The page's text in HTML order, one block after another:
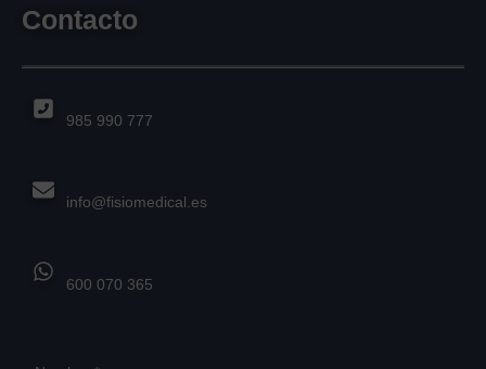
Contacto
985 990 777
info@fisiomedical.es
600 070 365